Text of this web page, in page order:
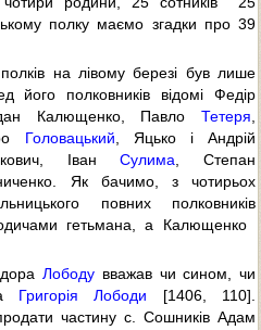
полку маємо згадки про 39
на лівому березі був лише
його полковників відомі Федір
Калющенко, ПавлоТетеря
Головацький , Яцько і Андрій
ІванСулима , Степан
Як бачимо, з чотирьох
повних полковників
гетьмана, а Калющенко 
Лободу вважав чи сином, чи
Григорія Лободи [1406, 110].
частину с. Сошників Адам